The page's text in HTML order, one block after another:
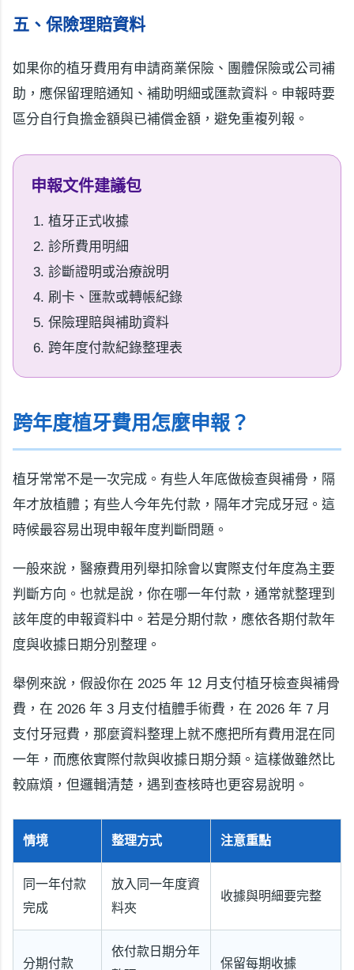
五、保險理賠資料
如果你的植牙費用有申請商業保險、團體保險或公司補
助，應保留理賠通知、補助明細或匯款資料。申報時要
區分自行負擔金額與已補償金額，避免重複列報。
申報文件建議包
植牙正式收據
診所費用明細
診斷證明或治療說明
刷卡、匯款或轉帳紀錄
保險理賠與補助資料
跨年度付款紀錄整理表
跨年度植牙費用怎麼申報？
植牙常常不是一次完成。有些人年底做檢查與補骨，隔
年才放植體；有些人今年先付款，隔年才完成牙冠。這
時候最容易出現申報年度判斷問題。
一般來說，醫療費用列舉扣除會以實際支付年度為主要
判斷方向。也就是說，你在哪一年付款，通常就整理到
該年度的申報資料中。若是分期付款，應依各期付款年
度與收據日期分別整理。
舉例來說，假設你在 2025 年 12 月支付植牙檢查與補骨
費，在 2026 年 3 月支付植體手術費，在 2026 年 7 月
支付牙冠費，那麼資料整理上就不應把所有費用混在同
一年，而應依實際付款與收據日期分類。這樣做雖然比
較麻煩，但邏輯清楚，遇到查核時也更容易說明。
情境 整理方式 注意重點
同一年付款
完成
放入同一年度資
料夾
收據與明細要完整
分期付款
依付款日期分年
保留每期收據